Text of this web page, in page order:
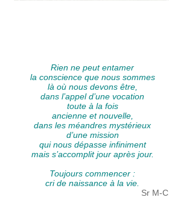
Rien ne peut entamer
la conscience que nous sommes
là où nous devons être,
dans l’appel d’une vocation
toute à la fois
ancienne et nouvelle,
dans les méandres mystérieux
d’une mission
qui nous dépasse infiniment
mais s’accomplit jour après jour.
Toujours commencer :
cri de naissance à la vie.
Sr M-C.